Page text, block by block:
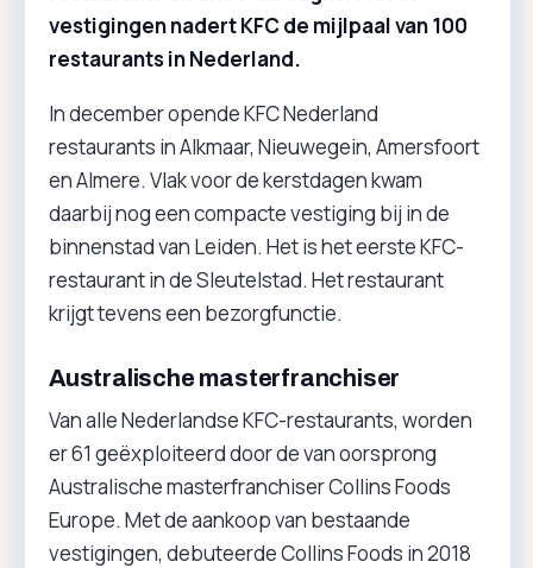
vestigingen nadert KFC de mijlpaal van 100
restaurants in Nederland.
In december opende KFC Nederland
restaurants in Alkmaar, Nieuwegein, Amersfoort
en Almere. Vlak voor de kerstdagen kwam
daarbij nog een compacte vestiging bij in de
binnenstad van Leiden. Het is het eerste KFC-
restaurant in de Sleutelstad. Het restaurant
krijgt tevens een bezorgfunctie.
Australische masterfranchiser
Van alle Nederlandse KFC-restaurants, worden
er 61 geëxploiteerd door de van oorsprong
Australische masterfranchiser Collins Foods
Europe. Met de aankoop van bestaande
vestigingen, debuteerde Collins Foods in 2018